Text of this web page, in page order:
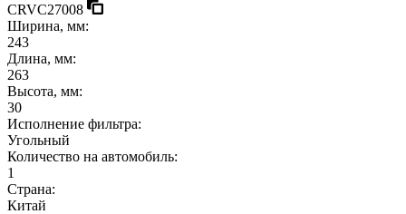
CRVC27008
Ширина, мм:
243
Длина, мм:
263
Высота, мм:
30
Исполнение фильтра:
Угольный
Количество на автомобиль:
1
Страна:
Китай